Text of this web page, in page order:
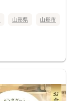
山形県 山形市